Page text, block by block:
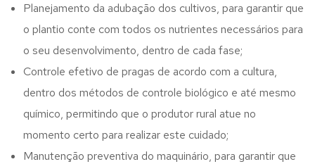
Planejamento da adubação dos cultivos, para garantir que
o plantio conte com todos os nutrientes necessários para
o seu desenvolvimento, dentro de cada fase;
Controle efetivo de pragas de acordo com a cultura,
dentro dos métodos de controle biológico e até mesmo
químico, permitindo que o produtor rural atue no
momento certo para realizar este cuidado;
Manutenção preventiva do maquinário, para garantir que